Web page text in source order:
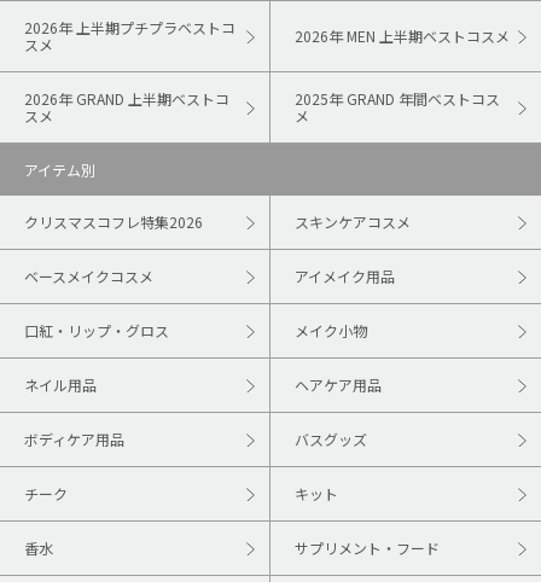
2026年 上半期プチプラベストコ
スメ
2026年 MEN 上半期ベストコスメ
2026年 GRAND 上半期ベストコ
スメ
2025年 GRAND 年間ベストコス
メ
アイテム別
クリスマスコフレ特集2026 スキンケアコスメ
ベースメイクコスメ アイメイク用品
口紅・リップ・グロス メイク小物
ネイル用品 ヘアケア用品
ボディケア用品 バスグッズ
チーク キット
香水 サプリメント・フード